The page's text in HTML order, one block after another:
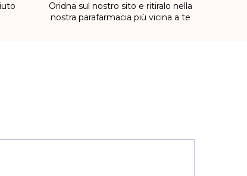
Oridna sul nostro sito e ritiralo nella
nostra parafarmacia più vicina a te